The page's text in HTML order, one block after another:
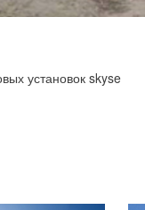
установок skyse